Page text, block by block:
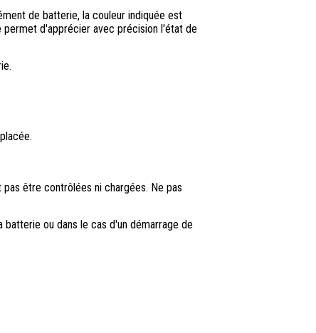
de batterie, la couleur indiquée est
permet d'apprécier avec précision l'état de
être contrôlées ni chargées. Ne pas
batterie ou dans le cas d'un démarrage de